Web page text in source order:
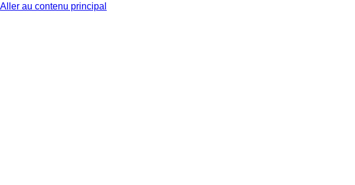
Aller au contenu principal